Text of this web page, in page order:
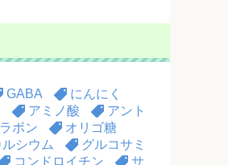
GABA
にんにく
アミノ酸
アント
ボン
オリゴ糖
ルシウム
グルコサミ
コンドロイチン
サ